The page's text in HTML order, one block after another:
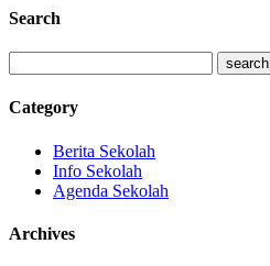
Search
Category
Berita Sekolah
Info Sekolah
Agenda Sekolah
Archives